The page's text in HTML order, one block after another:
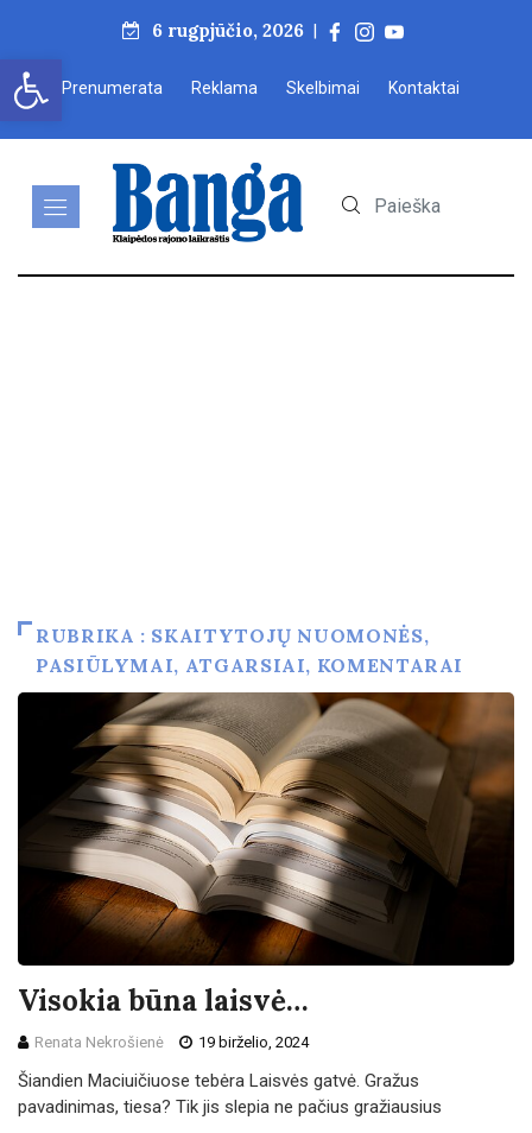
Open toolbar
6 rugpjūčio, 2026 |
Prenumerata Reklama Skelbimai Kontaktai
RUBRIKA : SKAITYTOJŲ NUOMONĖS,
PASIŪLYMAI, ATGARSIAI, KOMENTARAI
Visokia būna laisvė…
Renata Nekrošienė 19 birželio, 2024
Šiandien Maciuičiuose tebėra Laisvės gatvė. Gražus
pavadinimas, tiesa? Tik jis slepia ne pačius gražiausius